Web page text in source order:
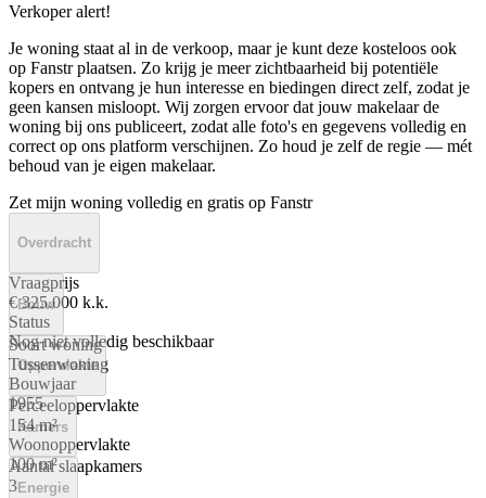
Verkoper alert!
Je woning staat al in de verkoop, maar je kunt deze kosteloos ook
op Fanstr plaatsen. Zo krijg je meer zichtbaarheid bij potentiële
kopers en ontvang je hun interesse en biedingen direct zelf, zodat je
geen kansen misloopt. Wij zorgen ervoor dat jouw makelaar de
woning bij ons publiceert, zodat alle foto's en gegevens volledig en
correct op ons platform verschijnen. Zo houd je zelf de regie — mét
behoud van je eigen makelaar.
Zet mijn woning volledig en gratis op Fanstr
Overdracht
Vraagprijs
€ 325.000 k.k.
Status
Nog niet volledig beschikbaar
Bouw
Soort woning
Tussenwoning
Bouwjaar
1955
Oppervlakte
Perceeloppervlakte
154 m²
Woonoppervlakte
100 m²
Kamers
Aantal slaapkamers
3 Energie